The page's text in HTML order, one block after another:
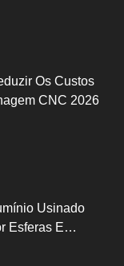
Os Custos
CNC 2026
Usinado
Esferas E